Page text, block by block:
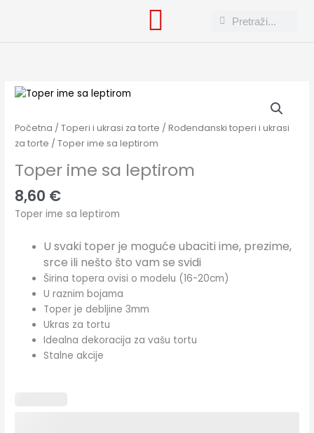
Search
Search
Početna /Toperi i ukrasi za torte /Rođendanski toperi i ukrasi
za torte / Toper ime sa leptirom
Toper ime sa leptirom
8,60 €
Toper ime sa leptirom
U svaki toper je moguće ubaciti ime, prezime,
srce ili nešto što vam se svidi
Širina topera ovisi o modelu (16-20cm)
U raznim bojama
Toper je debljine 3mm
Ukras za tortu
Idealna dekoracija za vašu tortu
Stalne akcije
Toper
sa
leptirom